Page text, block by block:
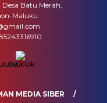
Batu Merah,
Maluku.
MEDIA SIBER